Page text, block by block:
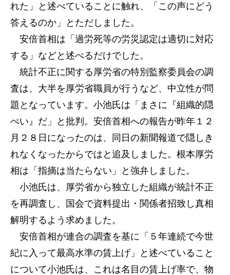
れた」と述べていることに触れ、「この声にどう
答えるのか」とただしました。
安倍首相は「過労死等の労災認定は適切に対応
する」などと述べるだけでした。
統計不正に関する厚労省の特別監察委員会の調
査は、大半を厚労省職員が行うなど、中立性が問
題となっています。小池氏は「まさに『組織的隠
ぺい』だ」と批判。安倍首相への報告が昨年１２
月２８日になったのは、同日の新聞報道で隠しき
れなくなったからではと追及しました。根本厚労
相は「指摘は当たらない」と強弁しました。
小池氏は、厚労省から独立した組織が統計不正
を再調査し、国会で資料提出・関係者招致し真相
解明するよう求めました。
安倍首相が連合の調査を基に「５年連続で今世
紀に入って最高水準の賃上げ」と述べていること
について小池氏は、これは名目の賃上げ率で、物